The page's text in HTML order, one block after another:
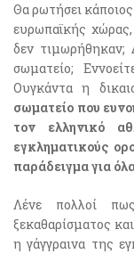
Θα ρωτήσει
ευρωπαϊκής
δεν τιμωρήθηκαν;
σωματείο;
Ουγκάντα η
σωματείο που
τον ελληνικό
εγκληματικούς
παράδειγμα για
Λένε πολλοί
ξεκαθαρίσματος
η γάγγραινα της